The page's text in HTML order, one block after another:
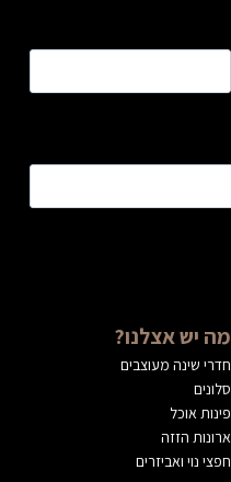
מה יש אצלנו?
חדרי שינה מעוצבים
סלונים
פינות אוכל
ארונות הזזה
חפצי נוי ואביזרים